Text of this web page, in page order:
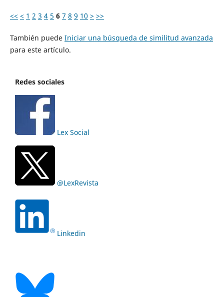
<< < 1 2 3 4 5 6 7 8 9 10 > >>
También puede Iniciar una búsqueda de similitud avanzada
para este artículo.
Redes sociales
Lex Social
@LexRevista
Linkedin